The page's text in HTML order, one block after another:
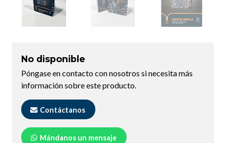
No disponible
Póngase en contacto con nosotros si necesita más
información sobre este producto.
Contáctanos
Mándanos un mensaje